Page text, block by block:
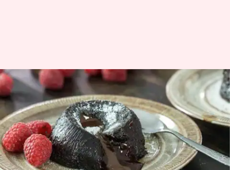
लॉकडाउन: इडली के सांचे का
इस्तेमाल कर घर पर ऐसे बनाएं चोको
लावा केक
लेखन अंजली Apr 17, 2020 09:00 pm
क्या है खबर?